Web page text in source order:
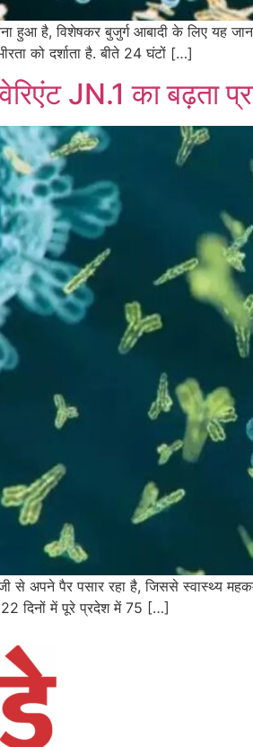
हुआ है, विशेषकर बुजुर्ग आबादी के लिए यह
को दर्शाता है. बीते 24 घंटों […]
JN.1 का बढ़ता
से अपने पैर पसार रहा है, जिससे स्वास्थ्य
22 दिनों में पूरे प्रदेश में 75 […]